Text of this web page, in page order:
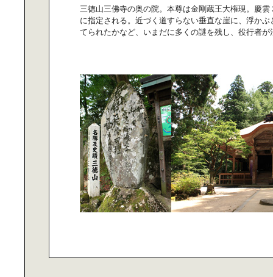
三徳山三佛寺の奥の院。本尊は金剛蔵王大権現。慶
に指定される。近づく道すらない垂直な崖に、浮か
てられたかなど、いまだに多くの謎を残し、役行者
アウトドア感覚の｜青空リビングを
楽しもう！
住む人の想像力を刺激する｜ 「間取
りのない家」へようこそ